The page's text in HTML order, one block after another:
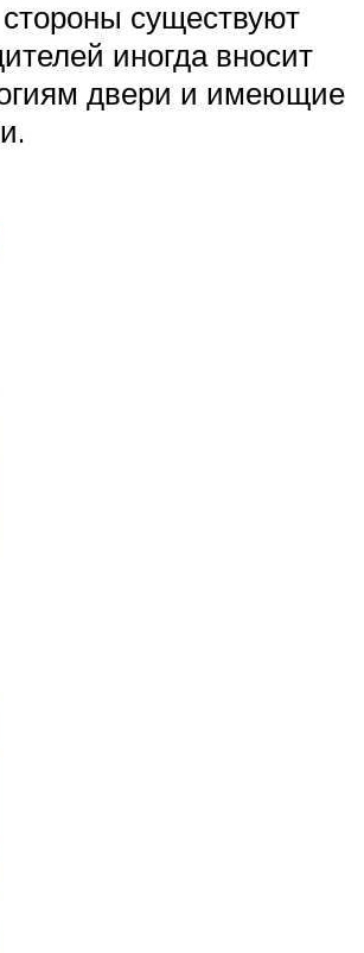
существуют
иногда вносит
двери и имеющие